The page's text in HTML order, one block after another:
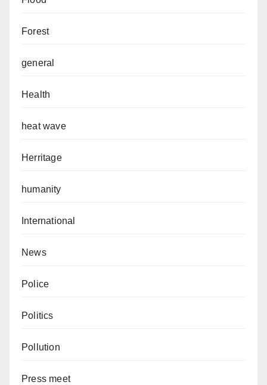
Forest
general
Health
heat wave
Herritage
humanity
International
News
Police
Politics
Pollution
Press meet